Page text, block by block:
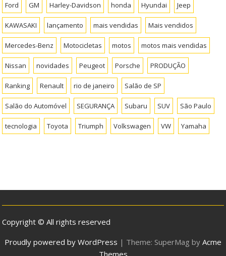
Ford GM Harley-Davidson honda Hyundai Jeep
KAWASAKI lançamento mais vendidas Mais vendidos
Mercedes-Benz Motocicletas motos motos mais vendidas
Nissan novidades Peugeot Porsche PRODUÇÃO
Ranking Renault rio de janeiro Salão de SP
Salão do Automóvel SEGURANÇA Subaru SUV São Paulo
tecnologia Toyota Triumph Volkswagen VW Yamaha
Copyright © All rights reserved
Proudly powered by WordPress | Theme: SuperMag by Acme
Themes